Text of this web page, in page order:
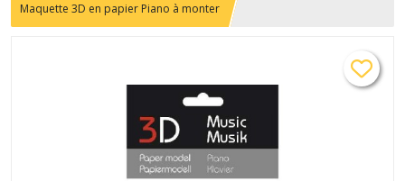
Maquette 3D en papier Piano à monter